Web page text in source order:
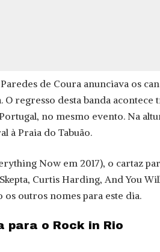
de Coura anunciava os
regresso desta banda acontece
no mesmo evento. Na
à Praia do Tabuão.
Now em 2017), o cartaz
Curtis Harding, And You
os outros nomes para este dia.
para o Rock in Rio